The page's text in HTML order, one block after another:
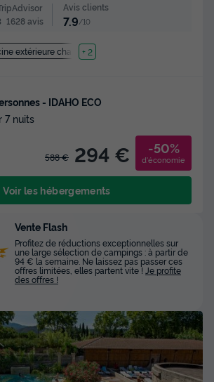
1628 avis
Avis clients
7.9/10
extérieure chauffée
+ 2
- IDAHO ECO
7 nuits
588 € 294 € -50%
d'économie
Voir les hébergements
Vente Flash
Profitez de réductions exceptionnelles sur
une large sélection de campings : à partir de
94 € la semaine. Ne laissez pas passer ces
offres limitées, elles partent vite ! Je profite
des offres !